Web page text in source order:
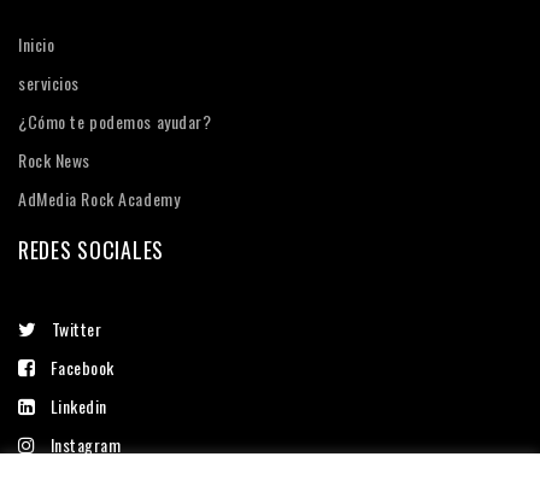
Inicio
servicios
¿Cómo te podemos ayudar?
Rock News
AdMedia Rock Academy
REDES SOCIALES
Twitter
Facebook
Linkedin
Instagram